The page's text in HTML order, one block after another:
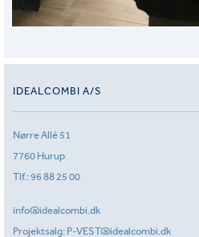
IDEALCOMBI A/S
Nørre Allé 51
7760 Hurup
Tlf.:96 88 25 00
info@idealcombi.dk
Projektsalg: P-VEST@idealcombi.dk